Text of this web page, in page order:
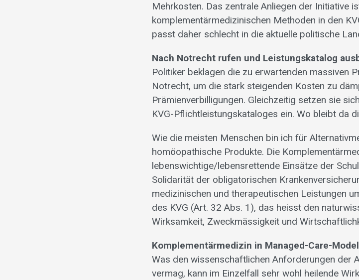
Mehrkosten. Das zentrale Anliegen der Initiative
komplementärmedizinischen Methoden in den
passt daher schlecht in die aktuelle politische
Nach Notrecht rufen und Leistungskatalog
Politiker beklagen die zu erwartenden massiven
Notrecht, um die stark steigenden Kosten zu
Prämienverbilligungen. Gleichzeitig setzen sie
KVG-Pflichtleistungskataloges ein. Wo bleibt da
Wie die meisten Menschen bin ich für
homöopathische Produkte. Die
lebenswichtige/lebensrettende Einsätze der
Solidarität der obligatorischen
medizinischen und therapeutischen Leistungen
des KVG (Art. 32 Abs. 1), das heisst den
Wirksamkeit, Zweckmässigkeit und
Komplementärmedizin in Managed-Care-
Was den wissenschaftlichen Anforderungen der
vermag, kann im Einzelfall sehr wohl heilende